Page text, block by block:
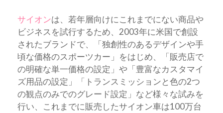
サイオンは、若年層向けにこれまでにない商品や
ビジネスを試行するため、2003年に米国で創設
されたブランドで、「独創性のあるデザインや手
頃な価格のスポーツカー」をはじめ、「販売店で
の明確な単一価格の設定」や「豊富なカスタマイ
ズ用品の設定」「トランスミッションと色の2つ
の観点のみでのグレード設定」など様々な試みを
行い、これまでに販売したサイオン車は100万台